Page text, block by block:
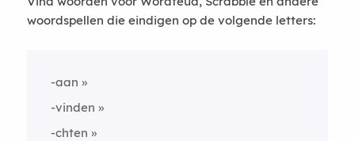
woordspellen die eindigen op de volgende letters:
-aan
-vinden
-chten